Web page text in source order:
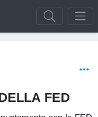
FED